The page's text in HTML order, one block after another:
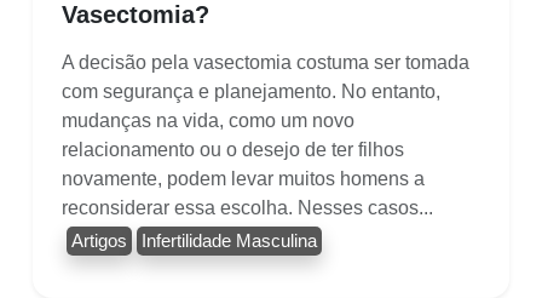
Vasectomia?
A decisão pela vasectomia costuma ser tomada
com segurança e planejamento. No entanto,
mudanças na vida, como um novo
relacionamento ou o desejo de ter filhos
novamente, podem levar muitos homens a
reconsiderar essa escolha. Nesses casos...
Artigos Infertilidade Masculina